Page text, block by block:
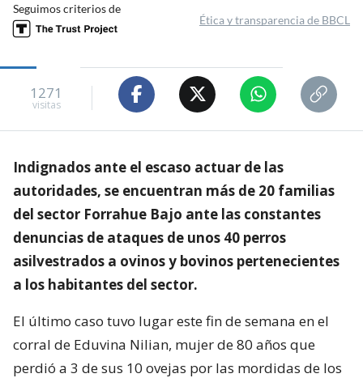
Seguimos criterios de
Ética y transparencia de BBCL
1271
visitas
Indignados ante el escaso actuar de las
autoridades, se encuentran más de 20 familias
del sector Forrahue Bajo ante las constantes
denuncias de ataques de unos 40 perros
asilvestrados a ovinos y bovinos pertenecientes
a los habitantes del sector.
El último caso tuvo lugar este fin de semana en el
corral de Eduvina Nilian, mujer de 80 años que
perdió a 3 de sus 10 ovejas por las mordidas de los